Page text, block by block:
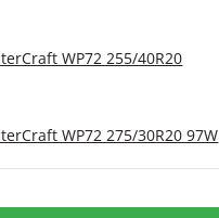
WP72 255/40R20
WP72 275/30R20 97W